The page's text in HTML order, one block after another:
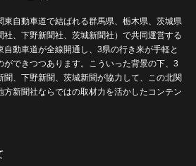
自動車道で結ばれる群馬県、栃木県、茨城県
、下野新聞社、茨城新聞社）で共同運営する
動車道が全線開通し、3県の行き来が手軽と
ができつつあります。こういった背景の下、3
聞、下野新聞、茨城新聞が協力して、この北関
新聞社ならではの取材力を活かしたコンテン